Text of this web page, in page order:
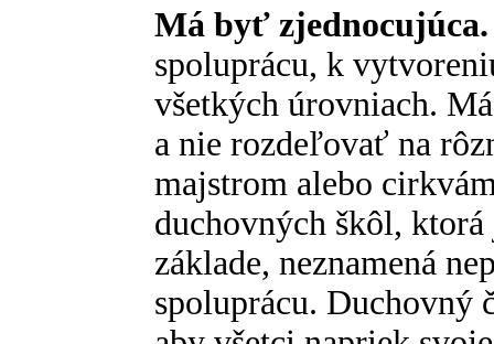
Má byť zjednocujúca.
spoluprácu, k
všetkých úrovniach.
a nie rozdeľovať na
majstrom alebo
duchovných škôl, ktorá
základe, neznamená
spoluprácu. Duchovný